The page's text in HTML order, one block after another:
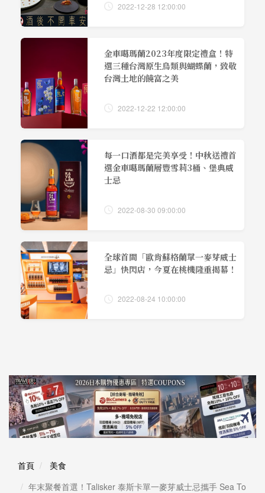
2022-12-28 12:00:00
金車噶瑪蘭2023年度限定禮盒！特
選三種台灣原生鳥類與蝴蝶蘭，致敬
台灣土地的饒富之美
2022-12-22 12:00:00
每一口酒都是完美享受！中秋送禮首
選金車噶瑪蘭層豐雪莉3桶、堡典威
士忌
2022-08-30 09:00:00
全球首間「歐肯蘇格蘭單一麥芽威士
忌」快閃店，今夏在桃機隆重揭幕！
2022-08-24 10:00:00
首頁
美食
年末聚餐首選！Talisker 泰斯卡單一麥芽威士忌攜手 Sea To